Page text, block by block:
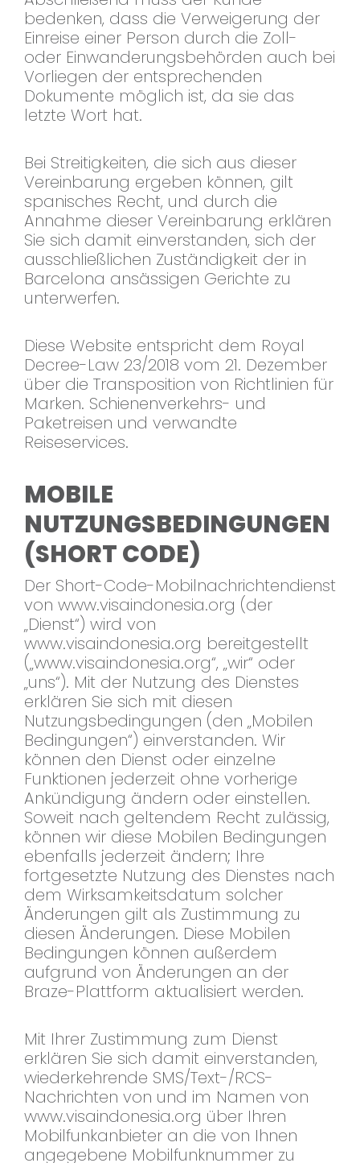
bedenken, dass die Verweigerung der
Einreise einer Person durch die Zoll-
oder Einwanderungsbehörden auch bei
Vorliegen der entsprechenden
Dokumente möglich ist, da sie das
letzte Wort hat.
Bei Streitigkeiten, die sich aus dieser
Vereinbarung ergeben können, gilt
spanisches Recht, und durch die
Annahme dieser Vereinbarung erklären
Sie sich damit einverstanden, sich der
ausschließlichen Zuständigkeit der in
Barcelona ansässigen Gerichte zu
unterwerfen.
Diese Website entspricht dem Royal
Decree-Law 23/2018 vom 21. Dezember
über die Transposition von Richtlinien für
Marken. Schienenverkehrs- und
Paketreisen und verwandte
Reiseservices.
MOBILE
NUTZUNGSBEDINGUNGEN
(SHORT CODE)
Der Short-Code-Mobilnachrichtendienst
von www.visaindonesia.org (der
„Dienst“) wird von
www.visaindonesia.org bereitgestellt
(„www.visaindonesia.org“, „wir“ oder
„uns“). Mit der Nutzung des Dienstes
erklären Sie sich mit diesen
Nutzungsbedingungen (den „Mobilen
Bedingungen“) einverstanden. Wir
können den Dienst oder einzelne
Funktionen jederzeit ohne vorherige
Ankündigung ändern oder einstellen.
Soweit nach geltendem Recht zulässig,
können wir diese Mobilen Bedingungen
ebenfalls jederzeit ändern; Ihre
fortgesetzte Nutzung des Dienstes nach
dem Wirksamkeitsdatum solcher
Änderungen gilt als Zustimmung zu
diesen Änderungen. Diese Mobilen
Bedingungen können außerdem
aufgrund von Änderungen an der
Braze-Plattform aktualisiert werden.
Mit Ihrer Zustimmung zum Dienst
erklären Sie sich damit einverstanden,
wiederkehrende SMS/Text-/RCS-
Nachrichten von und im Namen von
www.visaindonesia.org über Ihren
Mobilfunkanbieter an die von Ihnen
angegebene Mobilfunknummer zu